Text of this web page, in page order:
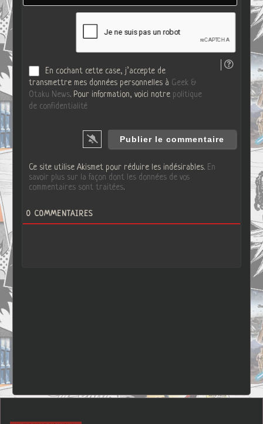
i
t
En cochant cette case, j’accepte de
transmettre mes données personnelles à Geek &
Otaku News. Pour information, voici notre politique
de confidentialité
Ce site utilise Akismet pour réduire les indésirables. En
savoir plus sur la façon dont les données de vos
commentaires sont traitées.
0 COMMENTAIRES